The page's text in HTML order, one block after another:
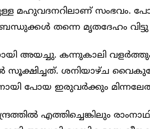
മഹുവദനറിലാണ് സംഭവം.
തന്നെ മൃതദേഹം
അയച്ചു. കന്നുകാലി
ശനിയാഴ്ച
പോയ ഇരുവര്‍ക്കും
എത്തിച്ചെങ്കിലും